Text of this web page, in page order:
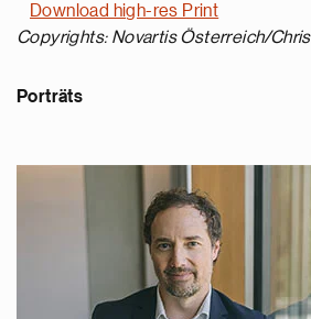
Download high-res Print
Copyrights: Novartis Österreich/
Porträts